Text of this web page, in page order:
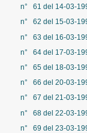
n° 61 del 14-03-
n° 62 del 15-03-
n° 63 del 16-03-
n° 64 del 17-03-
n° 65 del 18-03-
n° 66 del 20-03-
n° 67 del 21-03-
n° 68 del 22-03-
n° 69 del 23-03-